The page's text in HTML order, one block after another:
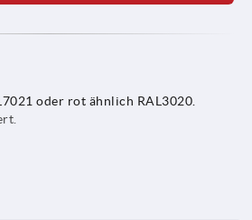
oder rot ähnlich RAL3020.